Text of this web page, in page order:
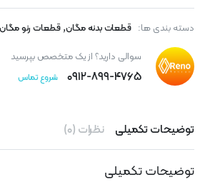
دسته بندی ها: قطعات بدنه مگان,قطعات رنو مگان
سوالی دارید؟ از یک متخصص بپرسید
۰۹۱۲-۸۹۹-۴۷۶۵ شروع تماس
توضیحات تکمیلی نظرات (۰)
توضیحات تکمیلی